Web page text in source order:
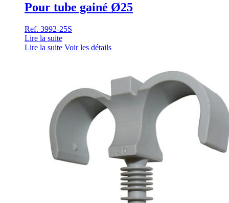
Pour tube gainé Ø25
Ref. 3992-25S
Lire la suite
Lire la suite Voir les détails